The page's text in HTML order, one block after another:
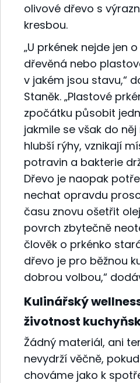
olivové dřevo s
kresbou.
„U prkének nejde jen
dřevěná nebo
v jakém jsou stavu,“
Staněk. „Plastové
zpočátku působit
jakmile se však do
hlubší rýhy, vznikají
potravin a bakterie
Dřevo je naopak
nechat opravdu
času znovu ošetřit
povrch zbytečně
člověk o prkénko
dřevo je pro běžnou
dobrou volbou,“
Kulinářský
životnost
Žádný materiál, ani
nevydrží věčně,
chováme jako k